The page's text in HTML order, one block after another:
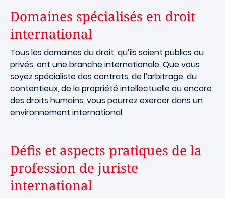
Domaines spécialisés en droit
international
Tous les domaines du droit, qu’ils soient publics ou
privés, ont une branche internationale. Que vous
soyez spécialiste des contrats, de l’arbitrage, du
contentieux, de la propriété intellectuelle ou encore
des droits humains, vous pourrez exercer dans un
environnement international.
Défis et aspects pratiques de la
profession de juriste
international